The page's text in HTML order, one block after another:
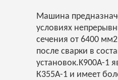
Машина
условиях
сечения от 6400
после сварки в
установок.K900А-1
К355А-1 и имеет